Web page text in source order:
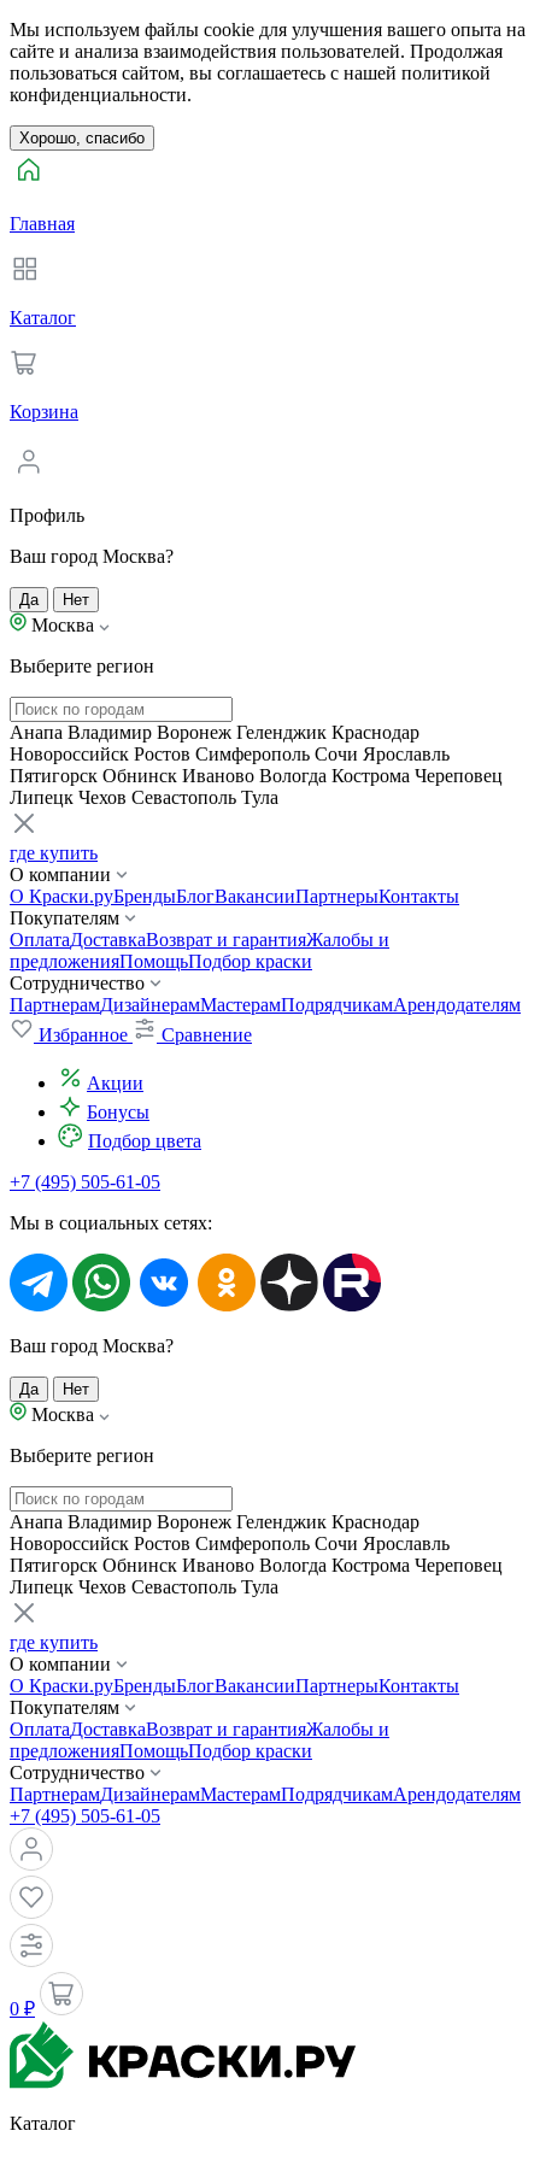
Мы используем файлы cookie для улучшения вашего опыта на
сайте и анализа взаимодействия пользователей. Продолжая
пользоваться сайтом, вы соглашаетесь с нашей политикой
конфиденциальности.
Хорошо, спасибо
Главная
Каталог
Корзина
Профиль
Ваш город Москва?
Да Нет
Москва
Выберите регион
Анапа Владимир Воронеж Геленджик Краснодар
Новороссийск Ростов Симферополь Сочи Ярославль
Пятигорск Обнинск Иваново Вологда Кострома Череповец
Липецк Чехов Севастополь Тула
где купить
О компании
О Краски.руБрендыБлогВакансииПартнерыКонтакты
Покупателям
ОплатаДоставкаВозврат и гарантияЖалобы и
предложенияПомощьПодбор краски
Сотрудничество
ПартнерамДизайнерамМастерамПодрядчикамАрендодателям
Избранное
Сравнение
Акции
Бонусы
Подбор цвета
+7 (495) 505-61-05
Мы в социальных сетях:
Ваш город Москва?
Да Нет
Москва
Выберите регион
Анапа Владимир Воронеж Геленджик Краснодар
Новороссийск Ростов Симферополь Сочи Ярославль
Пятигорск Обнинск Иваново Вологда Кострома Череповец
Липецк Чехов Севастополь Тула
где купить
О компании
О Краски.руБрендыБлогВакансииПартнерыКонтакты
Покупателям
ОплатаДоставкаВозврат и гарантияЖалобы и
предложенияПомощьПодбор краски
Сотрудничество
ПартнерамДизайнерамМастерамПодрядчикамАрендодателям
+7 (495) 505-61-05
0 ₽
Каталог